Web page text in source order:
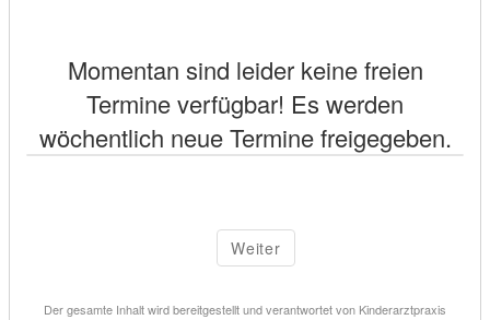
Momentan sind leider keine freien
Termine verfügbar! Es werden
wöchentlich neue Termine freigegeben.
Weiter
Der gesamte Inhalt wird bereitgestellt und verantwortet von Kinderarztpraxis